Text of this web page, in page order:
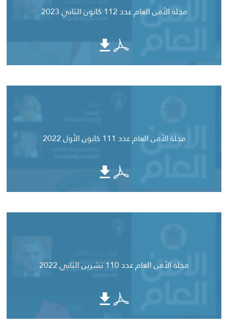
مجلة الأمن العام عدد 112 كانون الثاني 2023
مجلة الأمن العام عدد 111 كانون الأول 2022
مجلة الأمن العام عدد 110 تشرين الثاني 2022